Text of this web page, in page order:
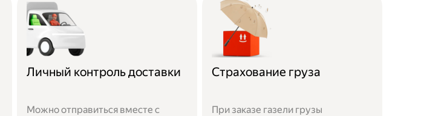
Личный контроль доставки
Можно отправиться вместе с
Страхование груза
При заказе газели грузы